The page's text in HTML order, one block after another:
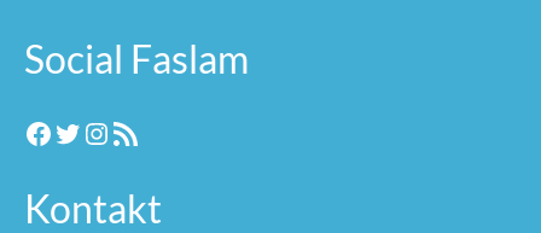
Social Faslam
Facebook
Twitter
Instagram
RSS-Feed
Kontakt